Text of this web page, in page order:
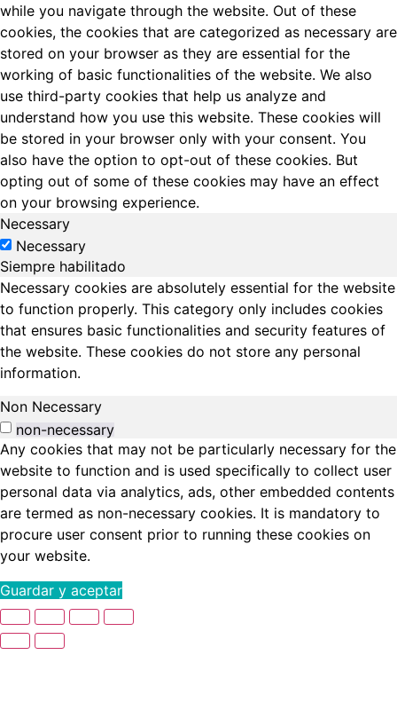
while you navigate through the website. Out of these
cookies, the cookies that are categorized as necessary are
stored on your browser as they are essential for the
working of basic functionalities of the website. We also
use third-party cookies that help us analyze and
understand how you use this website. These cookies will
be stored in your browser only with your consent. You
also have the option to opt-out of these cookies. But
opting out of some of these cookies may have an effect
on your browsing experience.
Necessary
Necessary
Siempre habilitado
Necessary cookies are absolutely essential for the website
to function properly. This category only includes cookies
that ensures basic functionalities and security features of
the website. These cookies do not store any personal
information.
Non Necessary
non-necessary
Any cookies that may not be particularly necessary for the
website to function and is used specifically to collect user
personal data via analytics, ads, other embedded contents
are termed as non-necessary cookies. It is mandatory to
procure user consent prior to running these cookies on
your website.
Guardar y aceptar